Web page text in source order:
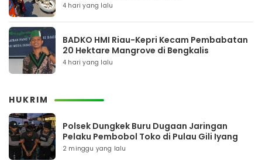
4 hari yang lalu
BADKO HMI Riau-Kepri Kecam Pembabatan
20 Hektare Mangrove di Bengkalis
4 hari yang lalu
HUKRIM
Polsek Dungkek Buru Dugaan Jaringan
Pelaku Pembobol Toko di Pulau Gili Iyang
2 minggu yang lalu